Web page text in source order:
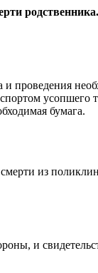
и проведения
усопшего
бумага.
из
и